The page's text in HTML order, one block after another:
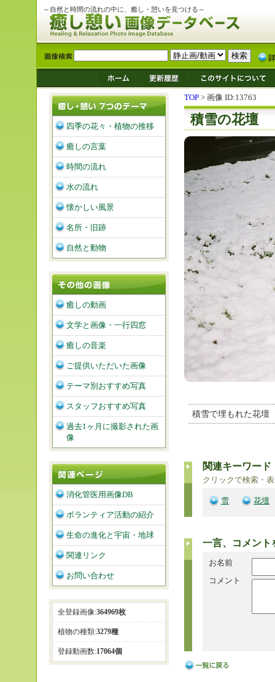
～自然と時間の流れの中に、癒し・憩いを見つける～
TOP > 画像 ID:13763
積雪の花壇
積雪で埋もれた花壇
関連キーワード
クリックで検索・
雪 花壇
一言、コメント
お名前
コメント
四季の花々・植物の推移
癒しの言葉
時間の流れ
水の流れ
懐かしい風景
名所・旧跡
自然と動物
癒しの動画
文学と画像・一行四窓
癒しの音楽
ご提供いただいた画像
テーマ別おすすめ写真
スタッフおすすめ写真
過去1ヶ月に撮影された画
像
消化管医用画像DB
ボランティア活動の紹介
生命の進化と宇宙・地球
関連リンク
お問い合わせ
全登録画像:364969枚
植物の種類:3279種
登録動画数:17064個